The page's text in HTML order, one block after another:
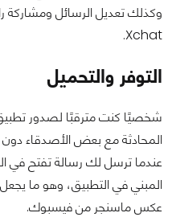
وكذلك تعديل الرسائل ومشاركة
Xchat.
التوفر والتحميل
شخصيًا كنت مترقبًا لصدور
المحادثة مع بعض الأصدقاء
عندما ترسل لك رسالة تفتح في
المبني في التطبيق، وهو ما
عكس ماسنجر من فيسبوك.